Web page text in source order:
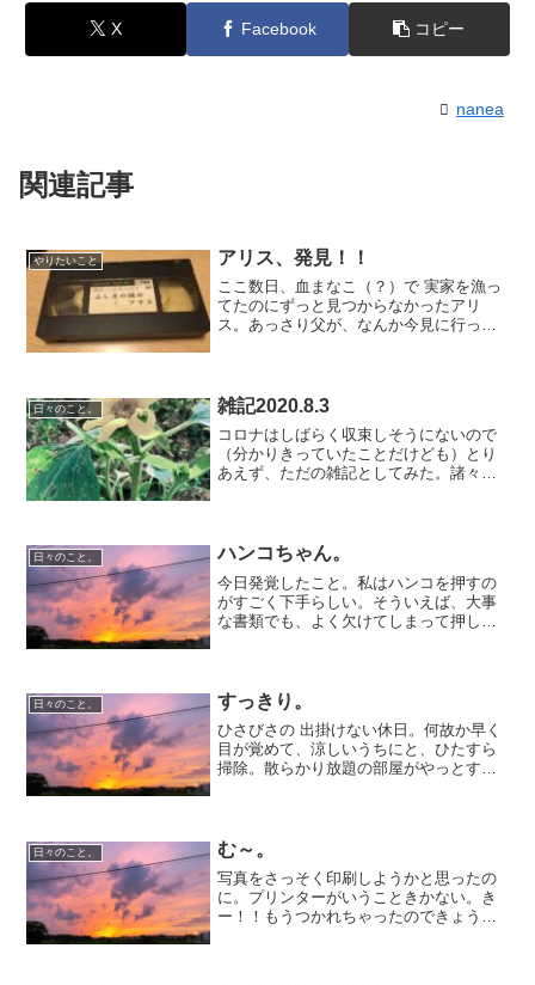
X Facebook コピー
nanea
関連記事
やりたいこと アリス、発見！！
ここ数日、血まなこ（？）で 実家を漁っ
てたのにずっと見つからなかったアリ
ス。あっさり父が、なんか今見に行った
ニー版と言われる、DV...
日々のこと。 雑記2020.8.3
コロナはしばらく収束しそうにないので
（分かりきっていたことだけども）とり
あえず、ただの雑記としてみた。諸々更
とか 意外と時間かかってて...
日々のこと。 ハンコちゃん。
今日発覚したこと。私はハンコを押すの
がすごく下手らしい。そういえば、大事
な書類でも、よく欠けてしまって押し直
ンコを押し…配送伝票の引合ハ...
日々のこと。 すっきり。
ひさびさの 出掛けない休日。何故か早く
目が覚めて、涼しいうちにと、ひたすら
掃除。散らかり放題の部屋がやっとすっ
しい。もりもり伸びる。...
日々のこと。 む～。
写真をさっそく印刷しようかと思ったの
に。プリンターがいうこときかない。き
ー！！もうつかれちゃったのできょうは